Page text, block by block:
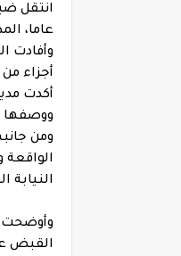
عاما، المدعو "عماد.خ.م.ع"، 59
وأفادت
أجزاء
أكدت
ووصفها
ومن
الواقعة
النيابة
وأوضحت
القبض